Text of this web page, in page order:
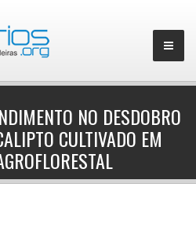
NO DESDOBRO
CULTIVADO EM